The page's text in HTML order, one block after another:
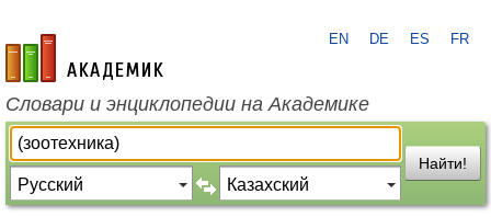
academic.ru
EN DE ES FR
Словари и энциклопедии на Академике
Найти!